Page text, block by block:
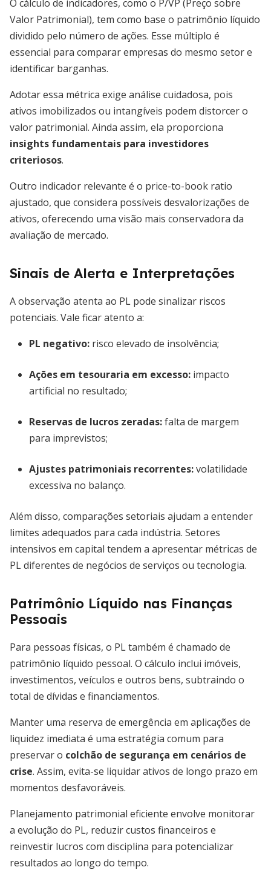
O cálculo de indicadores, como o P/VP (Preço sobre
Valor Patrimonial), tem como base o patrimônio líquido
dividido pelo número de ações. Esse múltiplo é
essencial para comparar empresas do mesmo setor e
identificar barganhas.
Adotar essa métrica exige análise cuidadosa, pois
ativos imobilizados ou intangíveis podem distorcer o
valor patrimonial. Ainda assim, ela proporciona
insights fundamentais para investidores
criteriosos.
Outro indicador relevante é o price-to-book ratio
ajustado, que considera possíveis desvalorizações de
ativos, oferecendo uma visão mais conservadora da
avaliação de mercado.
Sinais de Alerta e Interpretações
A observação atenta ao PL pode sinalizar riscos
potenciais. Vale ficar atento a:
PL negativo: risco elevado de insolvência;
Ações em tesouraria em excesso: impacto
artificial no resultado;
Reservas de lucros zeradas:falta de margem
para imprevistos;
Ajustes patrimoniais recorrentes:volatilidade
excessiva no balanço.
Além disso, comparações setoriais ajudam a entender
limites adequados para cada indústria. Setores
intensivos em capital tendem a apresentar métricas de
PL diferentes de negócios de serviços ou tecnologia.
Patrimônio Líquido nas Finanças
Pessoais
Para pessoas físicas, o PL também é chamado de
patrimônio líquido pessoal. O cálculo inclui imóveis,
investimentos, veículos e outros bens, subtraindo o
total de dívidas e financiamentos.
Manter uma reserva de emergência em aplicações de
liquidez imediata é uma estratégia comum para
preservar o colchão de segurança em cenários de
crise. Assim, evita-se liquidar ativos de longo prazo em
momentos desfavoráveis.
Planejamento patrimonial eficiente envolve monitorar
a evolução do PL, reduzir custos financeiros e
reinvestir lucros com disciplina para potencializar
resultados ao longo do tempo.